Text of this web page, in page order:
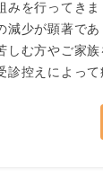
みを行ってき
減少が顕著で
しむ方やご家
診控えによっ